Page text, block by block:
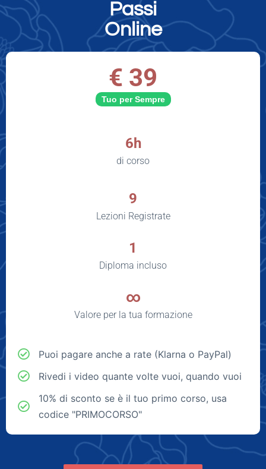
Passi
Online
€ 39
Tuo per Sempre
6h
di corso
9
Lezioni Registrate
1
Diploma incluso
∞
Valore per la tua formazione
Puoi pagare anche a rate (Klarna o PayPal)
Rivedi i video quante volte vuoi, quando vuoi
10% di sconto se è il tuo primo corso, usa
codice "PRIMOCORSO"